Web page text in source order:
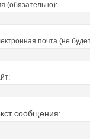
(обязательно):
почта (не
сообщения: